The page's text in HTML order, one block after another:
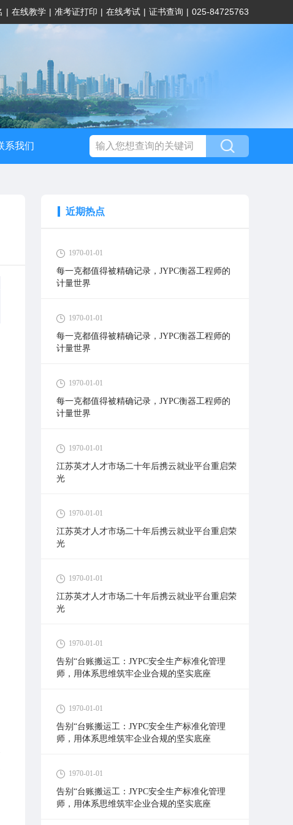
| 在线教学 | 准考证打印 | 在线考试 | 证书查询 | 025-84725763
系我们
近期热点
1970-01-01
每一克都值得被精确记录，JYPC衡器工程师的
计量世界
1970-01-01
每一克都值得被精确记录，JYPC衡器工程师的
计量世界
1970-01-01
每一克都值得被精确记录，JYPC衡器工程师的
计量世界
1970-01-01
江苏英才人才市场二十年后携云就业平台重启荣
光
1970-01-01
江苏英才人才市场二十年后携云就业平台重启荣
光
1970-01-01
江苏英才人才市场二十年后携云就业平台重启荣
光
1970-01-01
告别“台账搬运工：JYPC安全生产标准化管理
师，用体系思维筑牢企业合规的坚实底座
1970-01-01
告别“台账搬运工：JYPC安全生产标准化管理
师，用体系思维筑牢企业合规的坚实底座
1970-01-01
告别“台账搬运工：JYPC安全生产标准化管理
师，用体系思维筑牢企业合规的坚实底座